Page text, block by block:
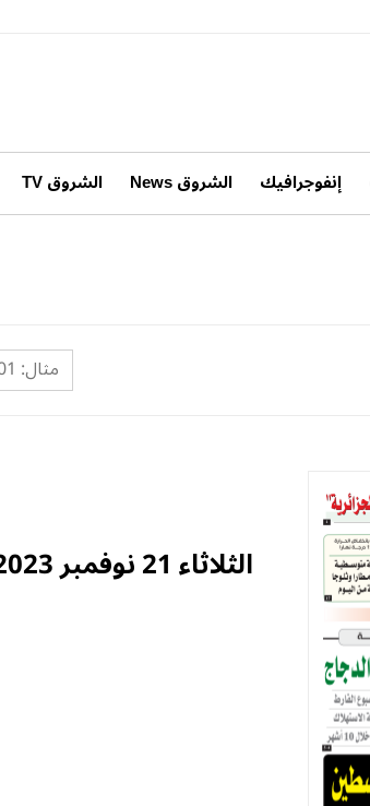
إنفوجرافيك الشروق News الشروق TV
الثلاثاء 21 نوفمبر 2023